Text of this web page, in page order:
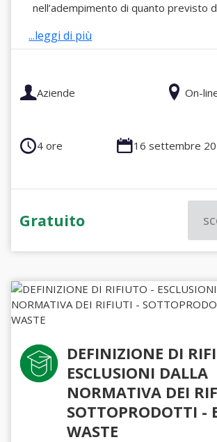
nell’adempimento di quanto previsto
...leggi di più
Aziende On-
4 ore 16 settembre
Gratuito
DEFINIZIONE DI
ESCLUSIONI DALLA
NORMATIVA DEI
SOTTOPRODOTTI -
WASTE